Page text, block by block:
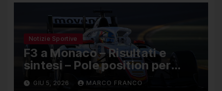
Notizie Sportive
F3 a Monaco – Risultati e
sintesi – Pole position per
Nael, Bruno del Pino ottavo
GIU 5, 2026 MARCO FRANCO